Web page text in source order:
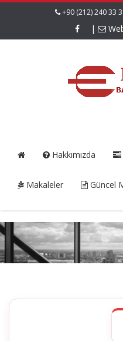
+90 (212) 240 33
|
Hakkımızda
Makaleler Güncel